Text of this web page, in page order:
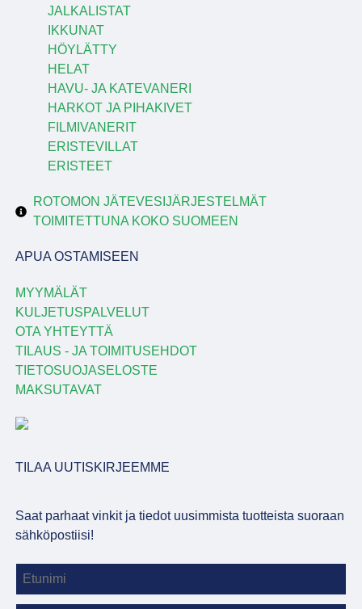
JALKALISTAT
IKKUNAT
HÖYLÄTTY
HELAT
HAVU- JA KATEVANERI
HARKOT JA PIHAKIVET
FILMIVANERIT
ERISTEVILLAT
ERISTEET
ROTOMON JÄTEVESIJÄRJESTELMÄT
TOIMITETTUNA KOKO SUOMEEN
APUA OSTAMISEEN
MYYMÄLÄT
KULJETUSPALVELUT
OTA YHTEYTTÄ
TILAUS - JA TOIMITUSEHDOT
TIETOSUOJASELOSTE
MAKSUTAVAT
TILAA UUTISKIRJEEMME
Saat parhaat vinkit ja tiedot uusimmista tuotteista suoraan
sähköpostiisi!